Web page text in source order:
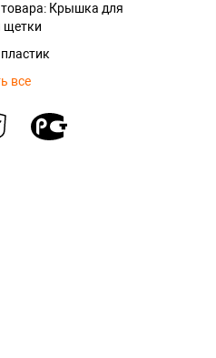
товара: Крышка для
щетки
все